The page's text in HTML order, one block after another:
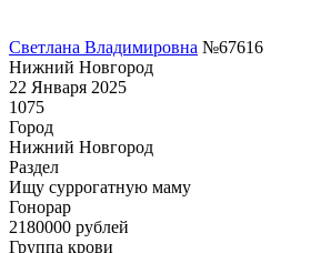
Светлана Владимировна №67616
Нижний Новгород
22 Января 2025
1075
Город
Нижний Новгород
Раздел
Ищу суррогатную маму
Гонoрар
2180000 рублей
Группа крови